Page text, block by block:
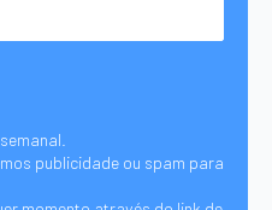
publicidade ou spam para